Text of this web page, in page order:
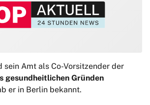
sein Amt als Co-Vorsitzender der
gesundheitlichen Gründen
er in Berlin bekannt.